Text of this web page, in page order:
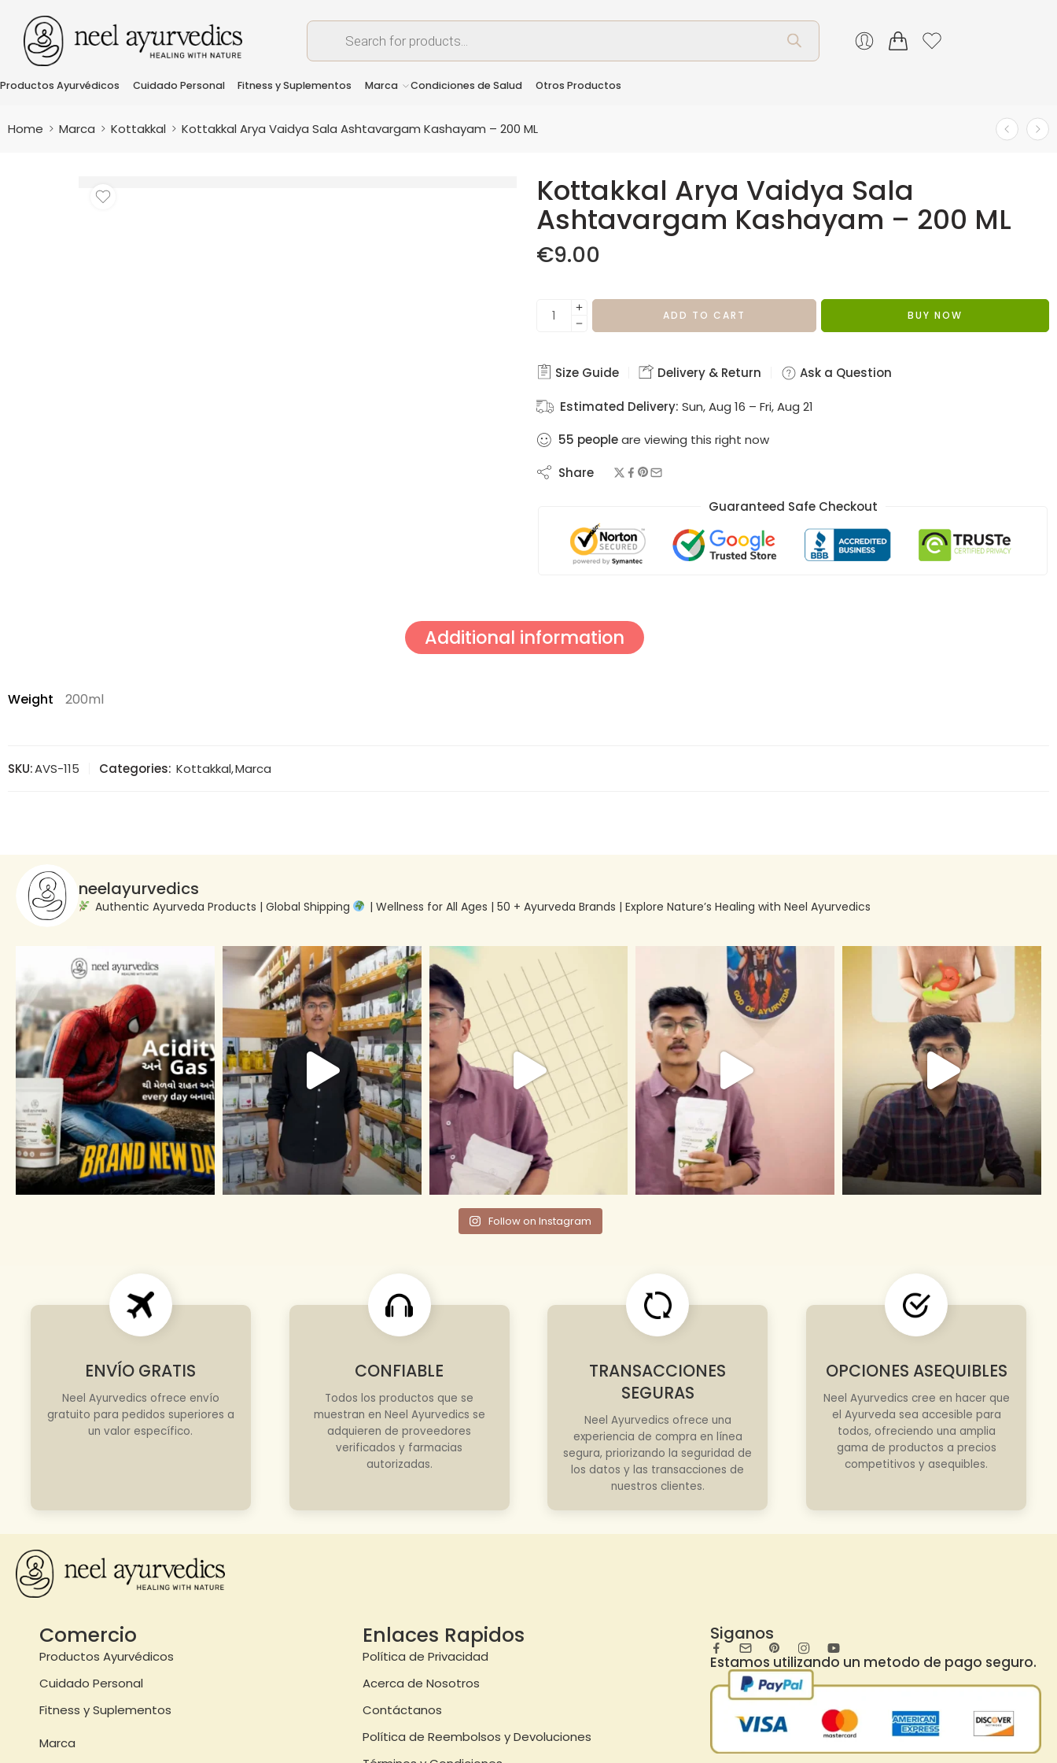
Productos Ayurvédicos Cuidado Personal Fitness y Suplementos Marca Condiciones de Salud Otros Productos
Home Marca Kottakkal Kottakkal Arya Vaidya Sala Ashtavargam Kashayam – 200 ML
Kottakkal Arya Vaidya Sala
Ashtavargam Kashayam – 200 ML
€9.00
ADD TO CART BUY NOW
Size Guide Delivery & Return Ask a Question
Estimated Delivery: Sun, Aug 16 – Fri, Aug 21
55 peopleare viewing this right now
Share
Guaranteed Safe Checkout
Additional information
Weight 200ml
SKU:AVS-115 Categories: Kottakkal,Marca
neelayurvedics
Authentic Ayurveda Products | Global Shipping | Wellness for All Ages | 50 + Ayurveda Brands | Explore Nature’s Healing with Neel Ayurvedics
Follow on Instagram
ENVÍO GRATIS
Neel Ayurvedics ofrece envío
gratuito para pedidos superiores a
un valor específico.
CONFIABLE
Todos los productos que se
muestran en Neel Ayurvedics se
adquieren de proveedores
verificados y farmacias
autorizadas.
TRANSACCIONES
SEGURAS
Neel Ayurvedics ofrece una
experiencia de compra en línea
segura, priorizando la seguridad de
los datos y las transacciones de
nuestros clientes.
OPCIONES ASEQUIBLES
Neel Ayurvedics cree en hacer que
el Ayurveda sea accesible para
todos, ofreciendo una amplia
gama de productos a precios
competitivos y asequibles.
Comercio
Productos Ayurvédicos
Cuidado Personal
Fitness y Suplementos
Marca
Enlaces Rapidos
Política de Privacidad
Acerca de Nosotros
Contáctanos
Política de Reembolsos y Devoluciones
Siganos
Estamos utilizando un metodo de pago seguro.